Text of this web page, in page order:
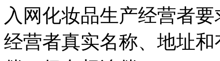
入网化妆品生产经营者
经营者真实名称、地址